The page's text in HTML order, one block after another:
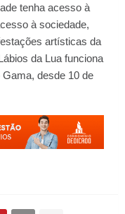
tenha acesso à
à sociedade,
artísticas da
da Lua funciona
desde 10 de